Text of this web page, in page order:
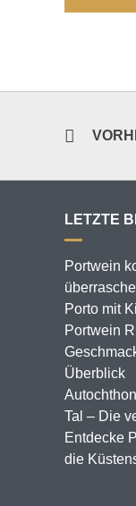
LETZTE
Portwein
Porto mit
Portwein
Überblick
Tal – Die
Entdecke
die